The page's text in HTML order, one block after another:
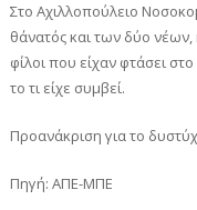
Στο Αχιλλοπούλειο
θάνατός και των δύο νέων,
φίλοι που είχαν φτάσει
το τι είχε συμβεί.
Προανάκριση για το
Πηγή: ΑΠΕ-ΜΠΕ